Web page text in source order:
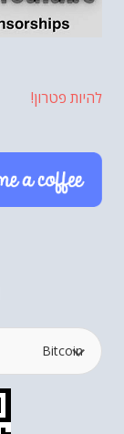
להיות פטרון!